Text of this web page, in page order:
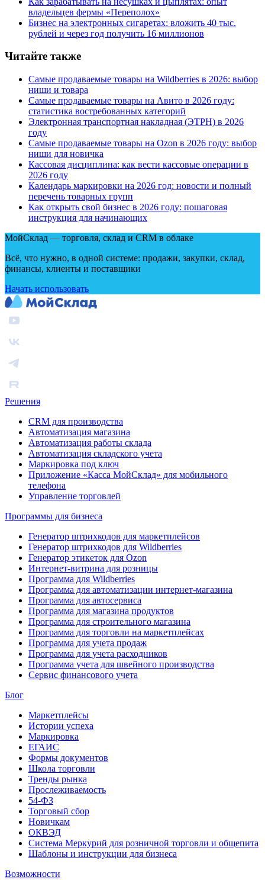
владельцев фермы «Переполох»
Бизнес на электронных сигаретах: вложить 40 тыс.
рублей и через год получить 16 миллионов
Читайте также
Самые продаваемые товары на Wildberries в 2026: выбор
ниши и товара
Самые продаваемые товары на Авито в 2026 году:
статистика востребованных категорий
Электронная транспортная накладная (ЭТРН) в 2026
году
Самые продаваемые товары на Ozon в 2026 году: выбор
ниши для новичка
Кассовая дисциплина: как вести кассовые операции в
2026 году
Календарь маркировки на 2026 год: новости и полный
перечень товарных групп
Как открыть свой бизнес в 2026 году: пошаговая
инструкция для начинающих
МойСклад — торговля, склад и CRM в облаке
Всё, что нужно, в одной системе: продажи, закупки, склад,
финансы, клиенты и поставщики
Начать использовать
Решения
CRM для производства
Автоматизация магазина
Автоматизация работы склада
Автоматизация складского учета
Маркировка под ключ
Приложение «Касса МойСклад» для мобильного
телефона
Управление торговлей
Программы для бизнеса
Генератор штрихкодов для маркетплейсов
Генератор штрихкодов для Wildberries
Генератор этикеток для Ozon
Интернет-витрина для розницы
Программа для Wildberries
Программа для автоматизации интернет-магазина
Программа для автосервиса
Программа для магазина продуктов
Программа для строительного магазина
Программа для торговли на маркетплейсах
Программа для учета продаж
Программа для учета расходников
Программа учета для швейного производства
Сервис финансового учета
Блог
Маркетплейсы
Истории успеха
Маркировка
ЕГАИС
Формы документов
Школа торговли
Тренды рынка
Прослеживаемость
54-ФЗ
Торговый сбор
Новичкам
ОКВЭД
Система Меркурий для розничной торговли и общепита
Шаблоны и инструкции для бизнеса
Возможности